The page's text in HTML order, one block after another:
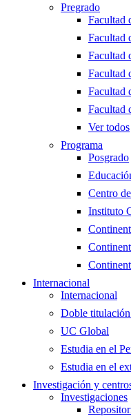
Pregrado
Facultad
Facultad
Facultad
Facultad
Facultad
Facultad
Ver todos
Programa
Posgrado
Centro
Instituto
Internacional
Internacional
Doble
UC Global
Estudia en el
Estudia en el
Investigación y
Investigaciones